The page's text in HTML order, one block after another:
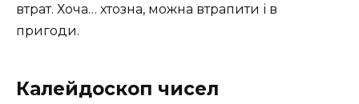
втрат. Хоча… хтозна, можна втрапити і в
пригоди.
Калейдоскоп чисел